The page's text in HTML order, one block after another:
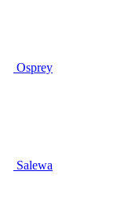
Osprey
Salewa